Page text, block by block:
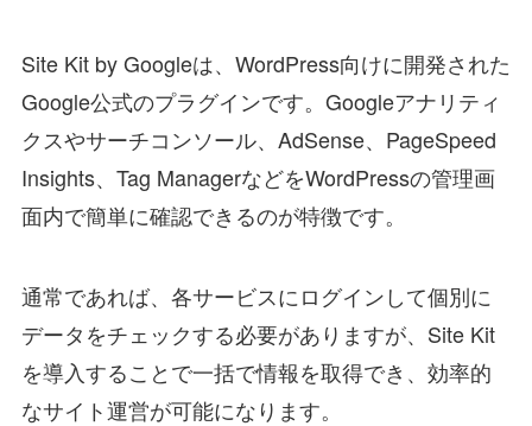
Site Kit by Googleは、WordPress向けに開発された
Google公式のプラグインです。Googleアナリティ
クスやサーチコンソール、AdSense、PageSpeed
Insights、Tag ManagerなどをWordPressの管理画
面内で簡単に確認できるのが特徴です。
通常であれば、各サービスにログインして個別に
データをチェックする必要がありますが、Site Kit
を導入することで一括で情報を取得でき、効率的
なサイト運営が可能になります。